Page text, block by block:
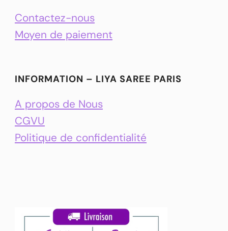
Contactez-nous
Moyen de paiement
INFORMATION – LIYA SAREE PARIS
A propos de Nous
CGVU
Politique de confidentialité